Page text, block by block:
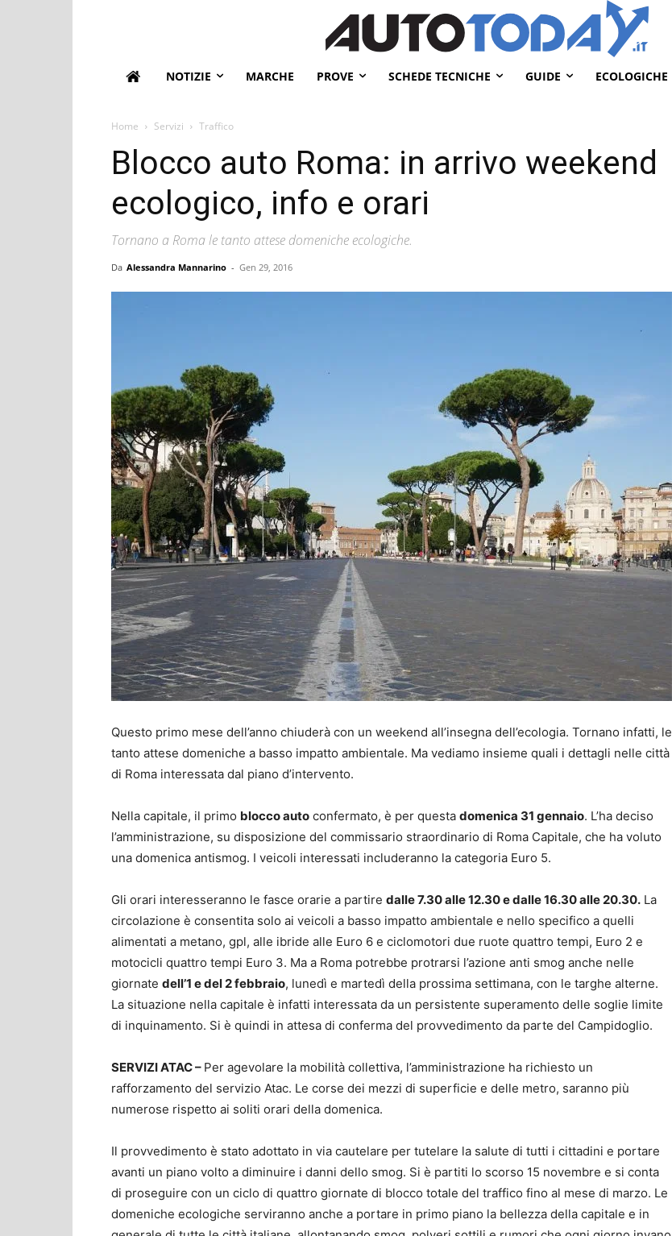
NOTIZIE MARCHE PROVE SCHEDE TECNICHE GUIDE ECOLOGICHE
Home Servizi Traffico
Blocco auto Roma: in arrivo weekend
ecologico, info e orari
Tornano a Roma le tanto attese domeniche ecologiche.
Da Alessandra Mannarino - Gen 29, 2016
Questo primo mese dell’anno chiuderà con un weekend all’insegna dell’ecologia. Tornano infatti, le
tanto attese domeniche a basso impatto ambientale. Ma vediamo insieme quali i dettagli nelle città
di Roma interessata dal piano d’intervento.
Nella capitale, il primo blocco auto confermato, è per questa domenica 31 gennaio. L’ha deciso
l’amministrazione, su disposizione del commissario straordinario di Roma Capitale, che ha voluto
una domenica antismog. I veicoli interessati includeranno la categoria Euro 5.
Gli orari interesseranno le fasce orarie a partire dalle 7.30 alle 12.30 e dalle 16.30 alle 20.30. La
circolazione è consentita solo ai veicoli a basso impatto ambientale e nello specifico a quelli
alimentati a metano, gpl, alle ibride alle Euro 6 e ciclomotori due ruote quattro tempi, Euro 2 e
motocicli quattro tempi Euro 3. Ma a Roma potrebbe protrarsi l’azione anti smog anche nelle
giornate dell’1 e del 2 febbraio, lunedì e martedì della prossima settimana, con le targhe alterne.
La situazione nella capitale è infatti interessata da un persistente superamento delle soglie limite
di inquinamento. Si è quindi in attesa di conferma del provvedimento da parte del Campidoglio.
SERVIZI ATAC – Per agevolare la mobilità collettiva, l’amministrazione ha richiesto un
rafforzamento del servizio Atac. Le corse dei mezzi di superficie e delle metro, saranno più
numerose rispetto ai soliti orari della domenica.
Il provvedimento è stato adottato in via cautelare per tutelare la salute di tutti i cittadini e portare
avanti un piano volto a diminuire i danni dello smog. Si è partiti lo scorso 15 novembre e si conta
di proseguire con un ciclo di quattro giornate di blocco totale del traffico fino al mese di marzo. Le
domeniche ecologiche serviranno anche a portare in primo piano la bellezza della capitale e in